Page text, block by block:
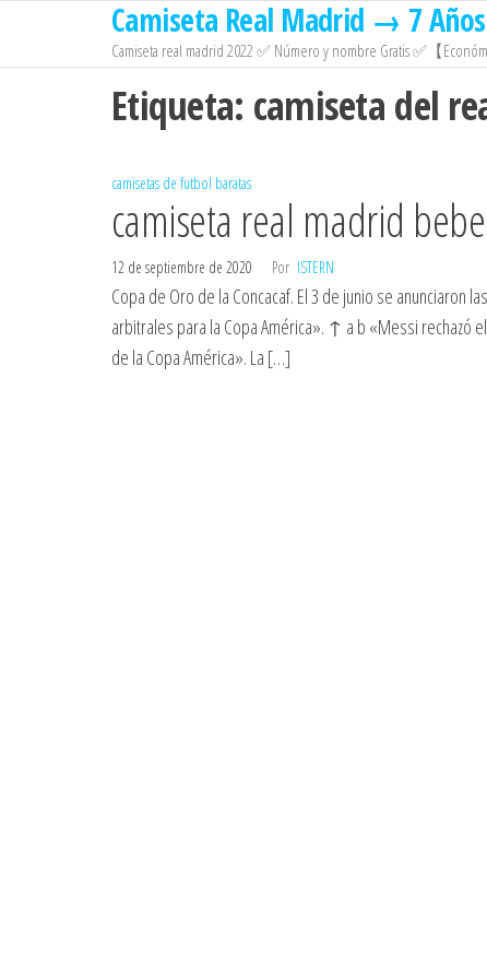
contenido
Camiseta Real Madrid → 7
Camiseta real madrid 2022 ✅ Número y nombre Gratis ✅【
Etiqueta: camiseta del
camisetas de futbol baratas
camiseta real madrid bebe
12 de septiembre de 2020 Por ISTERN
Copa de Oro de la Concacaf. El 3 de junio se
arbitrales para la Copa América». ↑ a b «Messi rechazó
de la Copa América». La […]